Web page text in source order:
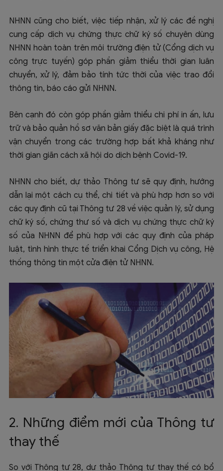
NHNN cũng cho biết, việc tiếp nhận, xử lý các đề nghị
cung cấp dịch vụ chứng thực chữ ký số chuyên dùng
NHNN hoàn toàn trên môi trường điện tử (Cổng dịch vụ
công trực tuyến) góp phần giảm thiểu thời gian luân
chuyển, xử lý, đảm bảo tính tức thời của việc trao đổi
thông tin, báo cáo gửi NHNN.
Bên cạnh đó còn góp phần giảm thiểu chi phí in ấn, lưu
trữ và bảo quản hồ sơ văn bản giấy đặc biệt là quá trình
vận chuyển trong các trường hợp bất khả kháng như
thời gian giãn cách xã hội do dịch bệnh Covid-19.
NHNN cho biết, dự thảo Thông tư sẽ quy định, hướng
dẫn lại một cách cụ thể, chi tiết và phù hợp hơn so với
các quy định cũ tại Thông tư 28 về việc quản lý, sử dụng
chữ ký số, chứng thư số và dịch vụ chứng thực chữ ký
số của NHNN để phù hợp với các quy định của pháp
luật, tình hình thực tế triển khai Cổng Dịch vụ công, Hệ
thống thông tin một cửa điện tử NHNN.
2. Những điểm mới của Thông tư
thay thế
So với Thông tư 28, dự thảo Thông tư thay thế có bổ